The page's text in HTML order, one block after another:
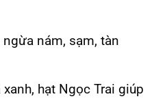
nám, sạm, tàn
hạt Ngọc Trai giúp